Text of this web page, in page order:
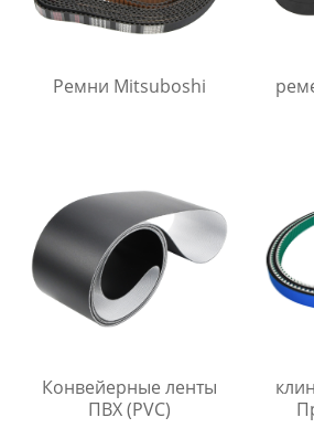
Ремни Mitsuboshi
Конвейерные ленты
ПВХ (PVC)